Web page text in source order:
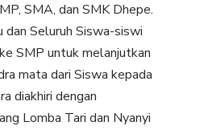
SMA, dan SMK Dhepe.
dan Seluruh Siswa-siswi
SMP untuk melanjutkan
mata dari Siswa kepada
diakhiri dengan
Lomba Tari dan Nyanyi